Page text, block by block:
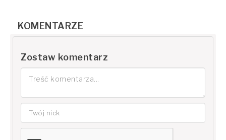
KOMENTARZE
Zostaw komentarz